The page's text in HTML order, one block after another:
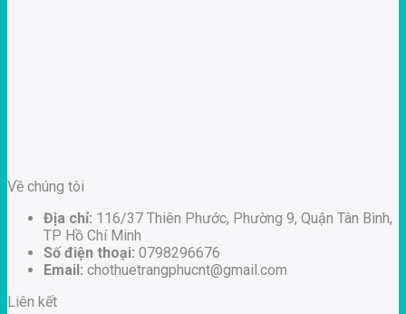
Về chúng tôi
Địa chỉ: 116/37 Thiên Phước, Phường 9, Quận Tân Bình,
TP Hồ Chí Minh
Số điện thoại: 0798296676
Email: chothuetrangphucnt@gmail.com
Liên kết